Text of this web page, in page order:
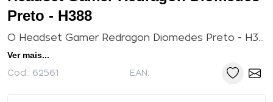
Preto - H388
Ver mais...
Cod.: 62561 EAN: